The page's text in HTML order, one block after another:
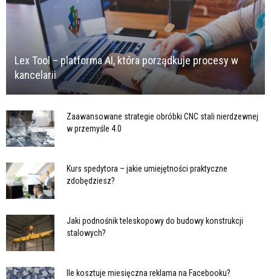
Lex Tool – platforma AI, która porządkuje procesy w
kancelarii
Zaawansowane strategie obróbki CNC stali nierdzewnej
w przemyśle 4.0
Kurs spedytora – jakie umiejętności praktyczne
zdobędziesz?
Jaki podnośnik teleskopowy do budowy konstrukcji
stalowych?
Ile kosztuje miesięczna reklama na Facebooku?